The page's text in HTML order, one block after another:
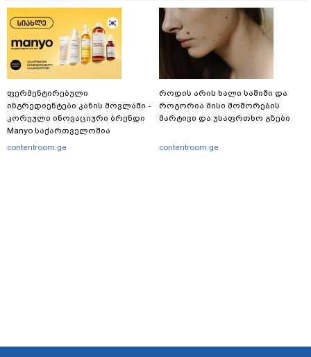
ფერმენტირებული
ინგრედიენტები კანის მოვლაში -
კორეული ინოვაციური ბრენდი
Manyo საქართველოშია
contentroom.ge
როდის არის ხალი საშიში და
როგორია მისი მოშორების
მარტივი და უსაფრთხო გზები
contentroom.ge